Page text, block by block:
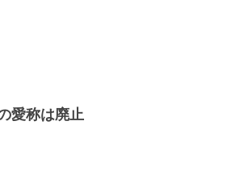
愛称は廃止